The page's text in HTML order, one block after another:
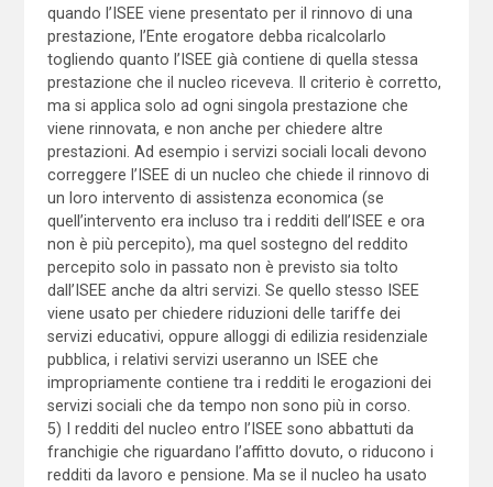
quando l’ISEE viene presentato per il rinnovo di una
prestazione, l’Ente erogatore debba ricalcolarlo
togliendo quanto l’ISEE già contiene di quella stessa
prestazione che il nucleo riceveva. Il criterio è corretto,
ma si applica solo ad ogni singola prestazione che
viene rinnovata, e non anche per chiedere altre
prestazioni. Ad esempio i servizi sociali locali devono
correggere l’ISEE di un nucleo che chiede il rinnovo di
un loro intervento di assistenza economica (se
quell’intervento era incluso tra i redditi dell’ISEE e ora
non è più percepito), ma quel sostegno del reddito
percepito solo in passato non è previsto sia tolto
dall’ISEE anche da altri servizi. Se quello stesso ISEE
viene usato per chiedere riduzioni delle tariffe dei
servizi educativi, oppure alloggi di edilizia residenziale
pubblica, i relativi servizi useranno un ISEE che
impropriamente contiene tra i redditi le erogazioni dei
servizi sociali che da tempo non sono più in corso.
5) I redditi del nucleo entro l’ISEE sono abbattuti da
franchigie che riguardano l’affitto dovuto, o riducono i
redditi da lavoro e pensione. Ma se il nucleo ha usato